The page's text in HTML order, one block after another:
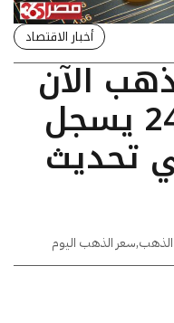
أخبار الاقتصاد
الآن
في مصر: عيار 24 يسجل
في تحديث
,سعر الذهب اليوم